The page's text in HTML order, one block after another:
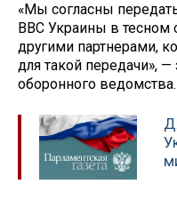
«Мы согласны
ВВС Украины в тесном
другими партнерами,
для такой передачи», —
оборонного ведомства.